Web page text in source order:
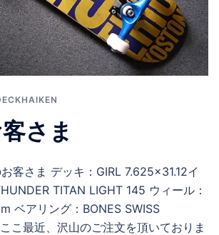
さま
客さま デッキ：GIRL 7.625×31.12イ
TITAN LIGHT 145 ウィール：
ベアリング：BONES SWISS
こ最近、沢山のご注文を頂いておりま